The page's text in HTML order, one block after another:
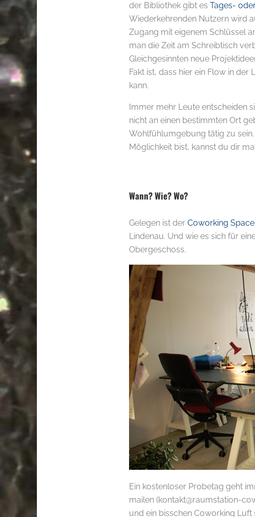
der Bibliothek gibt es Tages-
Wiederkehrenden Nutzern wird
Zugang mit eigenem Schlüssel
man die Zeit am Schreibtisch
Gleichgesinnten neue
Fakt ist, dass hier ein Flow in
kann.
Immer mehr Leute entscheiden
nicht an einen bestimmten Ort
Wohlfühlumgebung tätig zu
Möglichkeit bist, kannst du dir
Wann? Wie? Wo?
Gelegen ist der Coworking Space
Lindenau. Und wie es sich für
Obergeschoss.
Ein kostenloser Probetag geht
mailen (kontakt@raumstation-
und ein bisschen Coworking